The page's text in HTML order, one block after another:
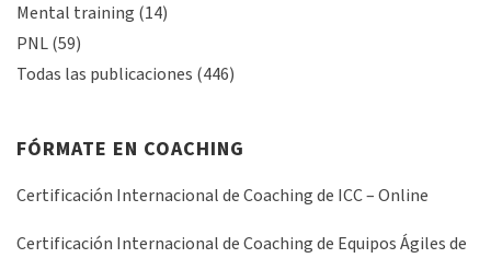
Mental training (14)
PNL(59)
Todas las publicaciones (446)
FÓRMATE EN COACHING
Certificación Internacional de Coaching de ICC – Online
Certificación Internacional de Coaching de Equipos Ágiles de